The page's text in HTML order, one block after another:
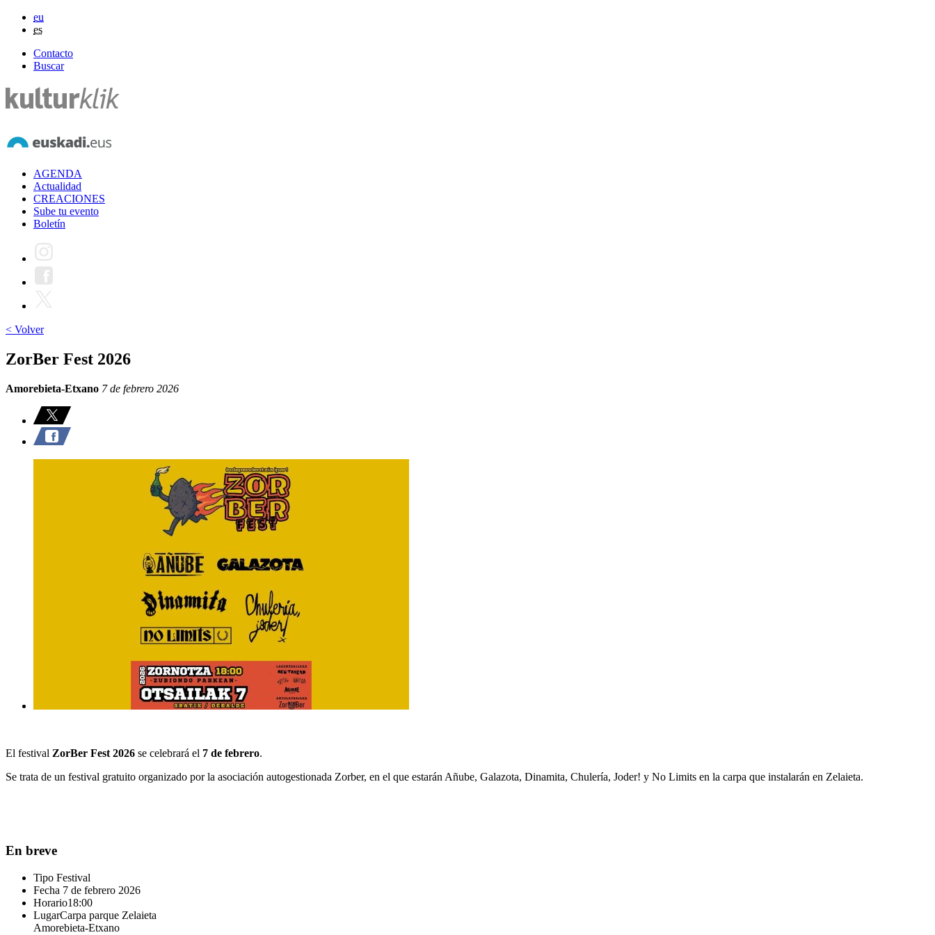
eu
es
Contacto
Buscar
AGENDA
Actualidad
CREACIONES
Sube tu evento
Boletín
< Volver
ZorBer Fest 2026
Amorebieta-Etxano 7 de febrero 2026
El festival ZorBer Fest 2026 se celebrará el 7 de febrero.
Se trata de un festival gratuito organizado por la asociación autogestionada Zorber, en el que estarán Añube, Galazota, Dinamita, Chulería, Joder! y No Limits en la carpa que instalarán en Zelaieta.
En breve
Tipo Festival
Fecha 7 de febrero 2026
Horario18:00
LugarCarpa parque Zelaieta
Amorebieta-Etxano